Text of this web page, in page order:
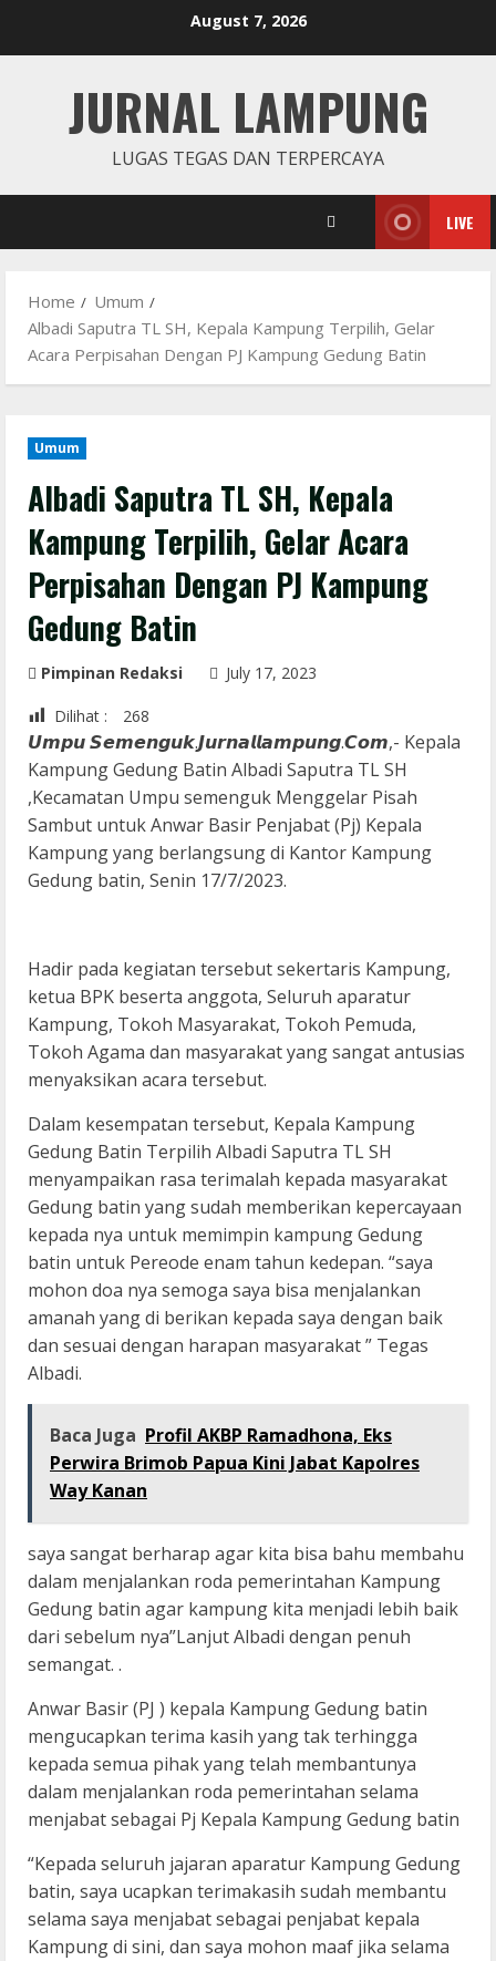
August 7, 2026
JURNAL LAMPUNG
LUGAS TEGAS DAN TERPERCAYA
LIVE
Home
Umum
Albadi Saputra TL SH, Kepala Kampung Terpilih, Gelar
Acara Perpisahan Dengan PJ Kampung Gedung Batin
Umum
Albadi Saputra TL SH, Kepala
Kampung Terpilih, Gelar Acara
Perpisahan Dengan PJ Kampung
Gedung Batin
Pimpinan Redaksi July 17, 2023
Dilihat : 268
𝙐𝙢𝙥𝙪 𝙎𝙚𝙢𝙚𝙣𝙜𝙪𝙠.𝙅𝙪𝙧𝙣𝙖𝙡𝙡𝙖𝙢𝙥𝙪𝙣𝙜.𝘾𝙤𝙢,- Kepala
Kampung Gedung Batin Albadi Saputra TL SH
,Kecamatan Umpu semenguk Menggelar Pisah
Sambut untuk Anwar Basir Penjabat (Pj) Kepala
Kampung yang berlangsung di Kantor Kampung
Gedung batin, Senin 17/7/2023.
Hadir pada kegiatan tersebut sekertaris Kampung,
ketua BPK beserta anggota, Seluruh aparatur
Kampung, Tokoh Masyarakat, Tokoh Pemuda,
Tokoh Agama dan masyarakat yang sangat antusias
menyaksikan acara tersebut.
Dalam kesempatan tersebut, Kepala Kampung
Gedung Batin Terpilih Albadi Saputra TL SH
menyampaikan rasa terimalah kepada masyarakat
Gedung batin yang sudah memberikan kepercayaan
kepada nya untuk memimpin kampung Gedung
batin untuk Pereode enam tahun kedepan. “saya
mohon doa nya semoga saya bisa menjalankan
amanah yang di berikan kepada saya dengan baik
dan sesuai dengan harapan masyarakat ” Tegas
Albadi.
Baca Juga Profil AKBP Ramadhona, Eks
Perwira Brimob Papua Kini Jabat Kapolres
Way Kanan
saya sangat berharap agar kita bisa bahu membahu
dalam menjalankan roda pemerintahan Kampung
Gedung batin agar kampung kita menjadi lebih baik
dari sebelum nya”Lanjut Albadi dengan penuh
semangat. .
Anwar Basir (PJ ) kepala Kampung Gedung batin
mengucapkan terima kasih yang tak terhingga
kepada semua pihak yang telah membantunya
dalam menjalankan roda pemerintahan selama
menjabat sebagai Pj Kepala Kampung Gedung batin
“Kepada seluruh jajaran aparatur Kampung Gedung
batin, saya ucapkan terimakasih sudah membantu
selama saya menjabat sebagai penjabat kepala
Kampung di sini, dan saya mohon maaf jika selama